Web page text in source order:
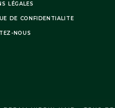
LÉGALES
DE CONFIDENTIALITE
NOUS